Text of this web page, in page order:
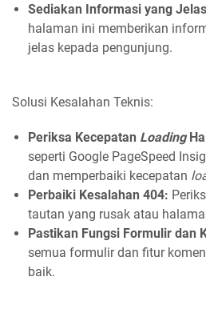
Sediakan Informasi yang
halaman ini memberikan
jelas kepada pengunjung.
Solusi Kesalahan Teknis:
Periksa Kecepatan Loading
seperti Google PageSpeed
dan memperbaiki kecepatan
Perbaiki Kesalahan 404:
tautan yang rusak atau
Pastikan Fungsi Formulir dan
semua formulir dan fitur
baik.